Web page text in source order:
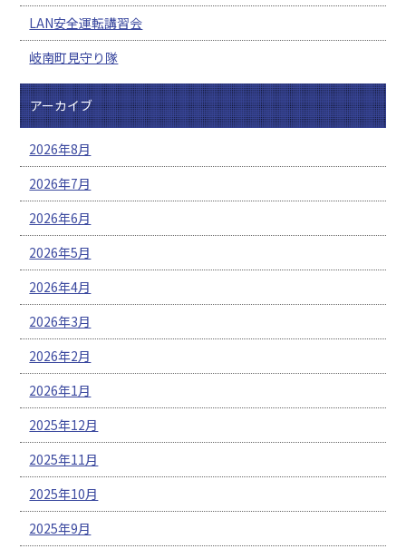
LAN安全運転講習会
岐南町見守り隊
アーカイブ
2026年8月
2026年7月
2026年6月
2026年5月
2026年4月
2026年3月
2026年2月
2026年1月
2025年12月
2025年11月
2025年10月
2025年9月